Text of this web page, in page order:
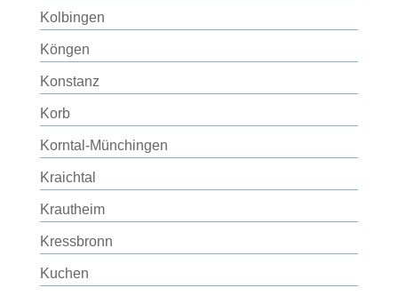
Kolbingen
Köngen
Konstanz
Korb
Korntal-Münchingen
Kraichtal
Krautheim
Kressbronn
Kuchen